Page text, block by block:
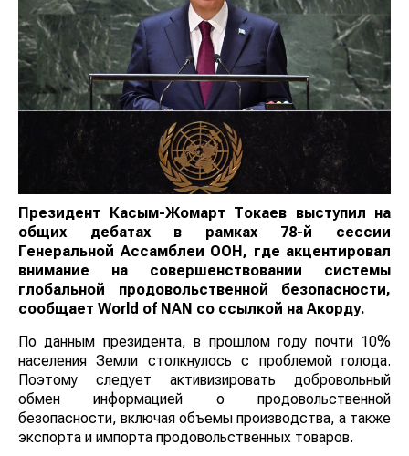
Президент Касым-Жомарт Токаев выступил на
общих дебатах в рамках 78-й сессии
Генеральной Ассамблеи ООН, где акцентировал
внимание на совершенствовании системы
глобальной продовольственной безопасности,
сообщает World of NAN со ссылкой на Акорду.
По данным президента, в прошлом году почти 10%
населения Земли столкнулось с проблемой голода.
Поэтому следует активизировать добровольный
обмен информацией о продовольственной
безопасности, включая объемы производства, а также
экспорта и импорта продовольственных товаров.